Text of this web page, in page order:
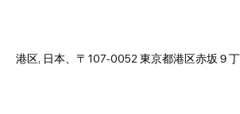
港区, 日本、〒107-0052 東京都港区赤坂９